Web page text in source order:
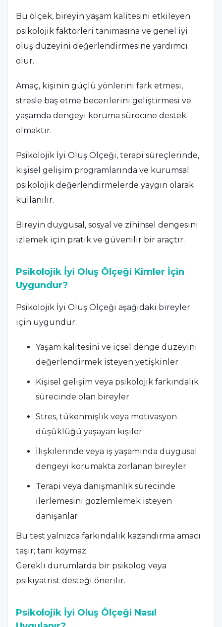
Bu ölçek, bireyin yaşam kalitesini etkileyen
psikolojik faktörleri tanımasına ve genel iyi
oluş düzeyini değerlendirmesine yardımcı
olur.
Amaç, kişinin güçlü yönlerini fark etmesi,
stresle baş etme becerilerini geliştirmesi ve
yaşamda dengeyi koruma sürecine destek
olmaktır.
Psikolojik İyi Oluş Ölçeği, terapi süreçlerinde,
kişisel gelişim programlarında ve kurumsal
psikolojik değerlendirmelerde yaygın olarak
kullanılır.
Bireyin duygusal, sosyal ve zihinsel dengesini
izlemek için pratik ve güvenilir bir araçtır.
Psikolojik İyi Oluş Ölçeği Kimler İçin
Uygundur?
Psikolojik İyi Oluş Ölçeği aşağıdaki bireyler
için uygundur:
Yaşam kalitesini ve içsel denge düzeyini
değerlendirmek isteyen yetişkinler
Kişisel gelişim veya psikolojik farkındalık
sürecinde olan bireyler
Stres, tükenmişlik veya motivasyon
düşüklüğü yaşayan kişiler
İlişkilerinde veya iş yaşamında duygusal
dengeyi korumakta zorlanan bireyler
Terapi veya danışmanlık sürecinde
ilerlemesini gözlemlemek isteyen
danışanlar
Bu test yalnızca farkındalık kazandırma amacı
taşır; tanı koymaz.
Gerekli durumlarda bir psikolog veya
psikiyatrist desteği önerilir.
Psikolojik İyi Oluş Ölçeği Nasıl